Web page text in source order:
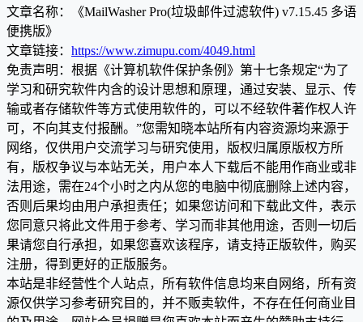
文章名称：《MailWasher Pro(垃圾邮件过滤软件) v7.15.45 多语
便携版》
文章链接： https://www.zimupu.com/4049.html
免责声明：根据《计算机软件保护条例》第十七条规定“为了
学习和研究软件内含的设计思想和原理，通过安装、显示、传
输或者存储软件等方式使用软件的，可以不经软件著作权人许
可，不向其支付报酬。”您需知晓本站所有内容资源均来源于
网络，仅供用户交流学习与研究使用，版权归属原版权方所
有，版权争议与本站无关，用户本人下载后不能用作商业或非
法用途，需在24个小时之内从您的电脑中彻底删除上述内容，
否则后果均由用户承担责任；如果您访问和下载此文件，表示
您同意只将此文件用于参考、学习而非其他用途，否则一切后
果请您自行承担，如果您喜欢该程序，请支持正版软件，购买
注册，得到更好的正版服务。
本站是非经营性个人站点，所有软件信息均来自网络，所有资
源仅供学习参考研究目的，并不贩卖软件，不存在任何商业目